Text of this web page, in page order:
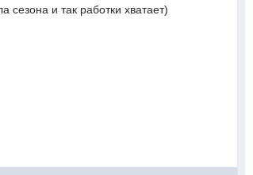
сезона и так работки хватает)